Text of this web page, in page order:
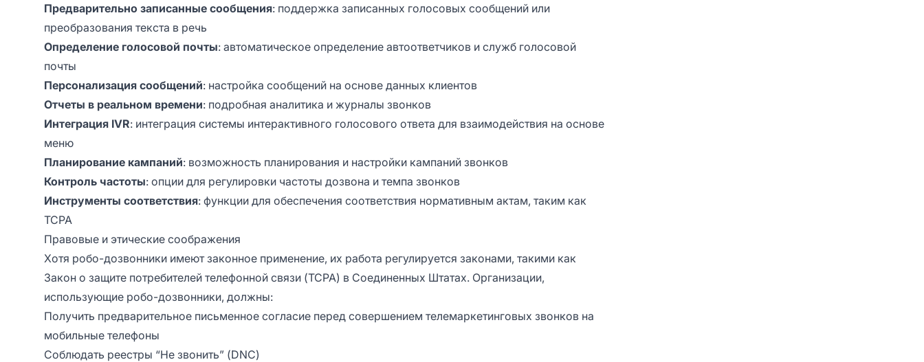
Предварительно записанные сообщения: поддержка записанных голосовых сообщений или
преобразования текста в речь
Определение голосовой почты: автоматическое определение автоответчиков и служб голосовой
почты
Персонализация сообщений: настройка сообщений на основе данных клиентов
Отчеты в реальном времени: подробная аналитика и журналы звонков
Интеграция IVR: интеграция системы интерактивного голосового ответа для взаимодействия на основе
меню
Планирование кампаний: возможность планирования и настройки кампаний звонков
Контроль частоты: опции для регулировки частоты дозвона и темпа звонков
Инструменты соответствия: функции для обеспечения соответствия нормативным актам, таким как
TCPA
Правовые и этические соображения
Хотя робо-дозвонники имеют законное применение, их работа регулируется законами, такими как
Закон о защите потребителей телефонной связи (TCPA) в Соединенных Штатах. Организации,
использующие робо-дозвонники, должны:
Получить предварительное письменное согласие перед совершением телемаркетинговых звонков на
мобильные телефоны
Соблюдать реестры “Не звонить” (DNC)